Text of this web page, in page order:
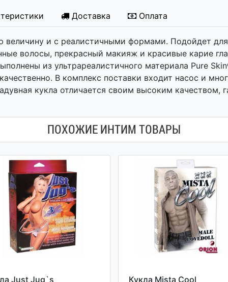
Доставка Оплата
величину и с реалистичными формами. Подойдет
волосы, прекрасный макияж и красивые карие
из ультрареалистичного материала Pure
В комплекс поставки входит насос и
кукла отличается своим высоким качеством,
ПОХОЖИЕ ИНТИМ ТОВАРЫ
Just Jug`s Кукла Mista Cool